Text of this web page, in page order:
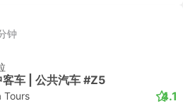
钟
客车 | 公共汽车 #Z5
Tours 4.1